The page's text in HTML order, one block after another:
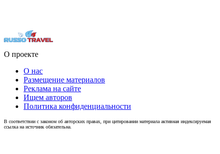
О проекте
О нас
Размещение материалов
Реклама на сайте
Ищем авторов
Политика конфиденциальности
В соответствии с законом об авторских правах, при цитировании материала активная индексируемая
ссылка на источник обязательна.